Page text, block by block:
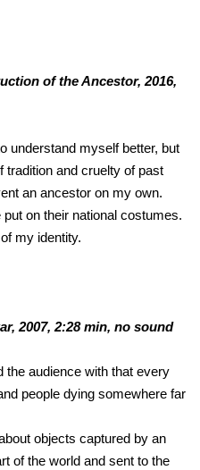
of the Ancestor, 2016,
understand myself better, but
tradition and cruelty of past
an ancestor on my own.
on their national costumes.
my identity.
2007, 2:28 min, no sound
the audience with that every
people dying somewhere far
objects captured by an
of the world and sent to the